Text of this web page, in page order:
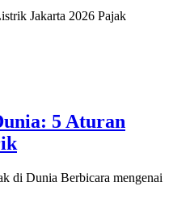
Jakarta 2026 Pajak
5 Aturan
di Dunia Berbicara mengenai